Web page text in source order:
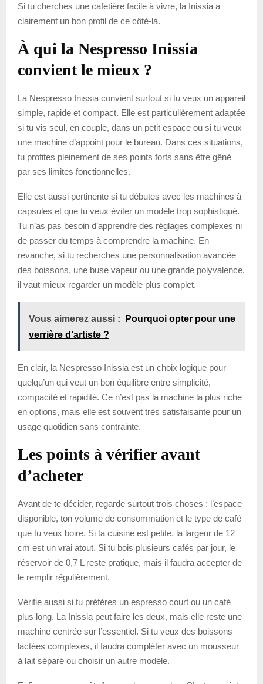
Si tu cherches une cafetière facile à vivre, la Inissia a
clairement un bon profil de ce côté-là.
À qui la Nespresso Inissia
convient le mieux ?
La Nespresso Inissia convient surtout si tu veux un appareil
simple, rapide et compact. Elle est particulièrement adaptée
si tu vis seul, en couple, dans un petit espace ou si tu veux
une machine d’appoint pour le bureau. Dans ces situations,
tu profites pleinement de ses points forts sans être gêné
par ses limites fonctionnelles.
Elle est aussi pertinente si tu débutes avec les machines à
capsules et que tu veux éviter un modèle trop sophistiqué.
Tu n’as pas besoin d’apprendre des réglages complexes ni
de passer du temps à comprendre la machine. En
revanche, si tu recherches une personnalisation avancée
des boissons, une buse vapeur ou une grande polyvalence,
il vaut mieux regarder un modèle plus complet.
Vous aimerez aussi :
Pourquoi opter pour une
verrière d’artiste ?
En clair, la Nespresso Inissia est un choix logique pour
quelqu’un qui veut un bon équilibre entre simplicité,
compacité et rapidité. Ce n’est pas la machine la plus riche
en options, mais elle est souvent très satisfaisante pour un
usage quotidien sans contrainte.
Les points à vérifier avant
d’acheter
Avant de te décider, regarde surtout trois choses : l’espace
disponible, ton volume de consommation et le type de café
que tu veux boire. Si ta cuisine est petite, la largeur de 12
cm est un vrai atout. Si tu bois plusieurs cafés par jour, le
réservoir de 0,7 L reste pratique, mais il faudra accepter de
le remplir régulièrement.
Vérifie aussi si tu préfères un espresso court ou un café
plus long. La Inissia peut faire les deux, mais elle reste une
machine centrée sur l’essentiel. Si tu veux des boissons
lactées complexes, il faudra compléter avec un mousseur
à lait séparé ou choisir un autre modèle.